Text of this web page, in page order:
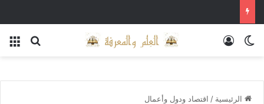
بحث الوضع المظلمتسجيل الدخول
الرئيسية / اقتصاد ودول وأعمال